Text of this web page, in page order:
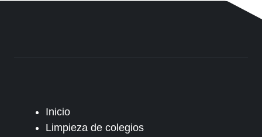
Inicio
Limpieza de colegios